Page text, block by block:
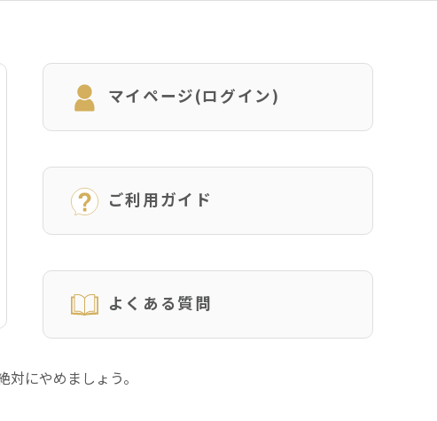
マイページ(ログイン)
ご利用ガイド
よくある質問
にやめましょう。